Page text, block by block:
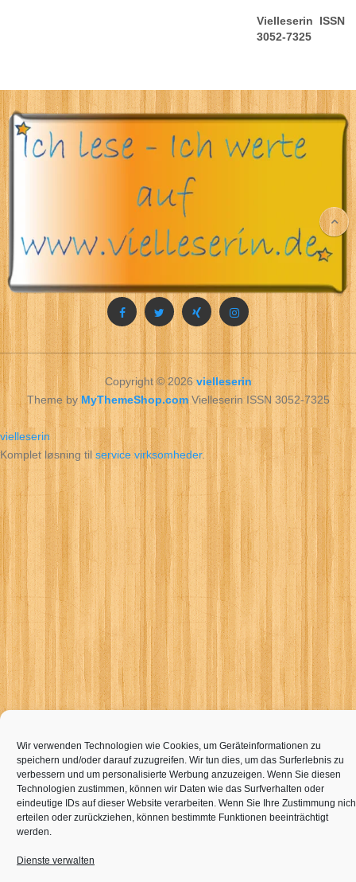
Vielleserin ISSN
3052-7325
Copyright © 2026vielleserin
Theme by MyThemeShop.comVielleserin ISSN 3052-7325
vielleserin
Wir verwenden Technologien wie Cookies, um Geräteinformationen zu
speichern und/oder darauf zuzugreifen. Wir tun dies, um das Surferlebnis zu
verbessern und um personalisierte Werbung anzuzeigen. Wenn Sie diesen
Technologien zustimmen, können wir Daten wie das Surfverhalten oder
eindeutige IDs auf dieser Website verarbeiten. Wenn Sie Ihre Zustimmung
erteilen oder zurückziehen, können bestimmte Funktionen beeinträchtigt
werden.
Dienste verwalten
Komplet løsning tilservice virksomheder.